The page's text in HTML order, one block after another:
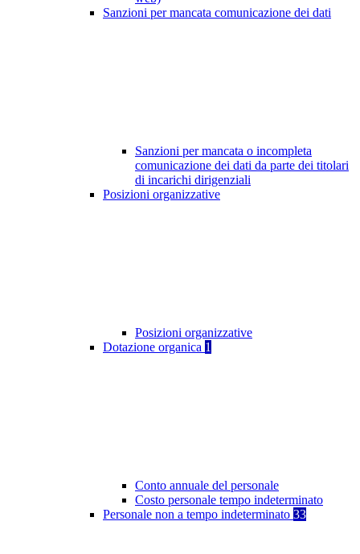
Sanzioni per mancata comunicazione dei dati
Sanzioni per mancata o incompleta
comunicazione dei dati da parte dei titolari
di incarichi dirigenziali
Posizioni organizzative
Posizioni organizzative
Dotazione organica 1
Conto annuale del personale
Costo personale tempo indeterminato
Personale non a tempo indeterminato 33